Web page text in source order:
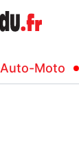
Auto-Moto